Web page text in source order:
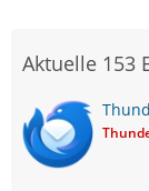
Aktuelle 153